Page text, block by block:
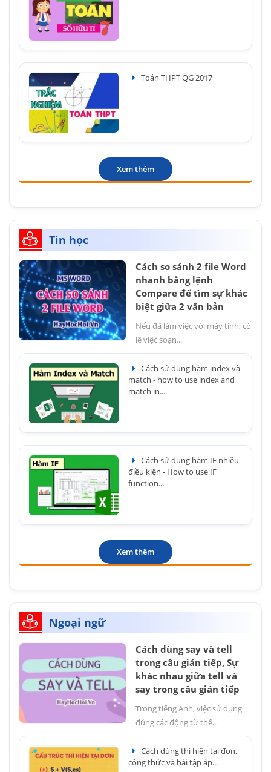
Toán THPT QG 2017
Xem thêm
Tin học
Cách so sánh 2 file Word
nhanh bằng lệnh
Compare để tìm sự khác
biệt giữa 2 văn bản
Nếu đã làm việc với máy tính, có
lẽ việc soạn...
Cách sử dụng hàm index và
match - how to use index and
match in...
Cách sử dụng hàm IF nhiều
điều kiện - How to use IF
function...
Xem thêm
Ngoại ngữ
Cách dùng say và tell
trong câu gián tiếp, Sự
khác nhau giữa tell và
say trong câu gián tiếp
Trong tiếng Anh, việc sử dụng
đúng các động từ thể...
Cách dùng thì hiện tại đơn,
công thức và bài tập áp...